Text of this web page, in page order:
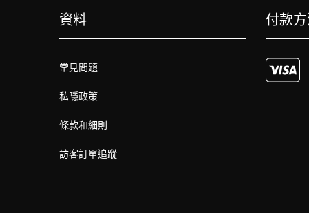
資料
常見問題
私隱政策
條款和細則
訪客訂單追蹤
付款